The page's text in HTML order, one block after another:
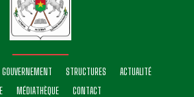
GOUVERNEMENT STRUCTURES
ACTUALITÉ
MÉDIATHÈQUE CONTACT